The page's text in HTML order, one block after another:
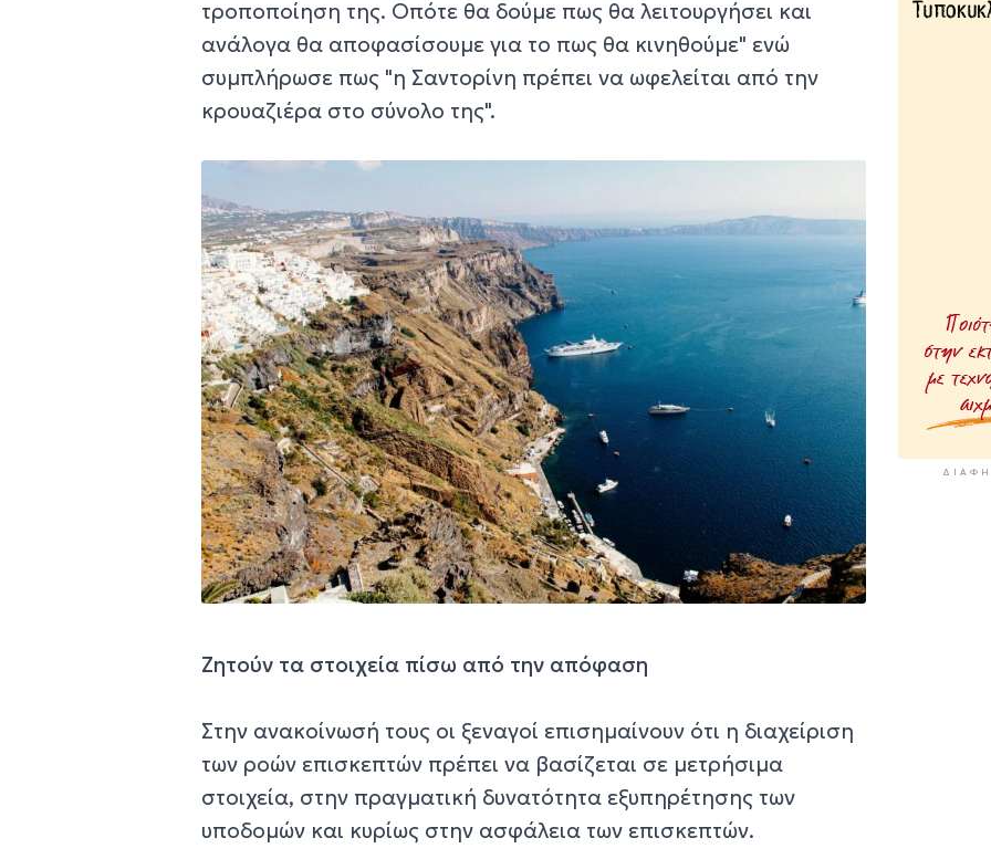
τροποποίηση της. Οπότε θα δούμε πως θα λειτουργήσει και
ανάλογα θα αποφασίσουμε για το πως θα κινηθούμε" ενώ
συμπλήρωσε πως "η Σαντορίνη πρέπει να ωφελείται από την
κρουαζιέρα στο σύνολο της".
Ζητούν τα στοιχεία πίσω από την απόφαση
Στην ανακοίνωσή τους οι ξεναγοί επισημαίνουν ότι η διαχείριση
των ροών επισκεπτών πρέπει να βασίζεται σε μετρήσιμα
στοιχεία, στην πραγματική δυνατότητα εξυπηρέτησης των
υποδομών και κυρίως στην ασφάλεια των επισκεπτών.